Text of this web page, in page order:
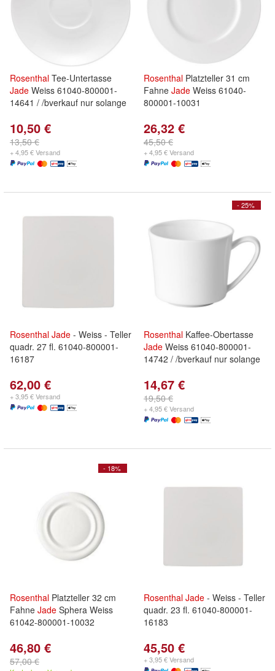
Rosenthal Tee-Untertasse
Jade Weiss 61040-800001-
14641 / /bverkauf nur solange
10,50 €
13,50 €
+ 4,95 € Versand
Rosenthal Platzteller 31 cm
Fahne Jade Weiss 61040-
800001-10031
26,32 €
45,50 €
+ 4,95 € Versand
Rosenthal Jade - Weiss - Teller
quadr. 27 fl. 61040-800001-
16187
62,00 €
+ 3,95 € Versand
- 25%
Rosenthal Kaffee-Obertasse
Jade Weiss 61040-800001-
14742 / /bverkauf nur solange
14,67 €
19,50 €
+ 4,95 € Versand
- 18%
Rosenthal Platzteller 32 cm
Fahne Jade Sphera Weiss
61042-800001-10032
46,80 €
57,00 €
Rosenthal Jade - Weiss - Teller
quadr. 23 fl. 61040-800001-
16183
45,50 €
+ 3,95 € Versand